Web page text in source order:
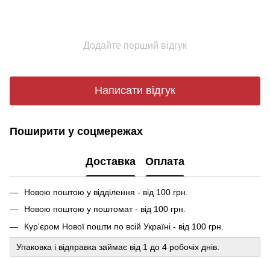
Додайте перший відгук
Написати відгук
Поширити у соцмережах
Доставка Оплата
Новою поштою у відділення - від 100 грн.
Новою поштою у поштомат - від 100 грн.
Кур'єром Нової пошти по всій Україні - від 100 грн.
Упаковка і відправка займає від 1 до 4 робочіх днів.